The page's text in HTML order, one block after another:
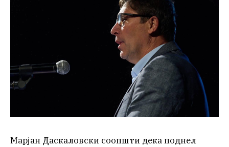
Марјан Даскаловски соопшти дека поднел